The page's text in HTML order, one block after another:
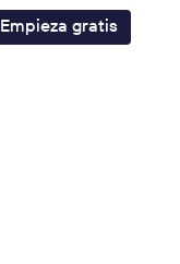
Empieza gratis